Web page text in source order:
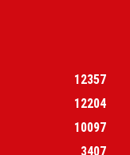
12357
12204
10097
3407